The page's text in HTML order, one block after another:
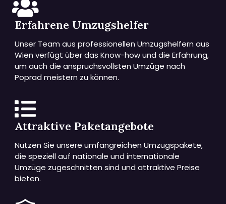
Erfahrene Umzugshelfer
Unser Team aus professionellen Umzugshelfern aus
Wien verfügt über das Know-how und die Erfahrung,
um auch die anspruchsvollsten Umzüge nach
Poprad meistern zu können.
Attraktive Paketangebote
Nutzen Sie unsere umfangreichen Umzugspakete,
die speziell auf nationale und internationale
Umzüge zugeschnitten sind und attraktive Preise
bieten.